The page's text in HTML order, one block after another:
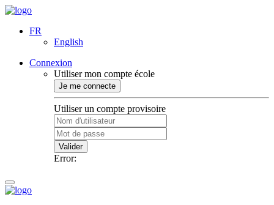
FR
English
Connexion
Utiliser mon compte école
Je me connecte
Utiliser un compte provisoire
Valider
Error: